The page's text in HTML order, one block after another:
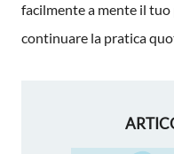
facilmente a mente il
continuare la pratica